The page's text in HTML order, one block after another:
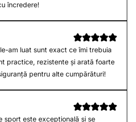
încredere!
am luat sunt exact ce îmi trebuia
practice, rezistente și arată foarte
pentru alte cumpărături!
sport este excepțională și se